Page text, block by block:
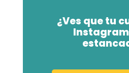
¿Ves que tu